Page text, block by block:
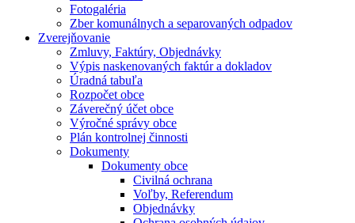
Fotogaléria
Zber komunálnych a separovaných odpadov
Zverejňovanie
Zmluvy, Faktúry, Objednávky
Výpis naskenovaných faktúr a dokladov
Úradná tabuľa
Rozpočet obce
Záverečný účet obce
Výročné správy obce
Plán kontrolnej činnosti
Dokumenty
Dokumenty obce
Civilná ochrana
Voľby, Referendum
Objednávky